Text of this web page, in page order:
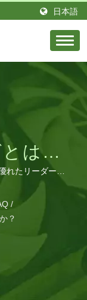
日本語
は何
よび
ァン
れたリーダーで
持っています。
した。 TITAN
売代理店を持っ
求に対応する
造工場を建設し
/
？